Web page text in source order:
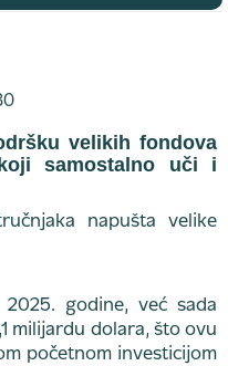
velikih fondova
samostalno uči i
2025. godine, već sada
milijardu dolara, što ovu
početnom investicijom